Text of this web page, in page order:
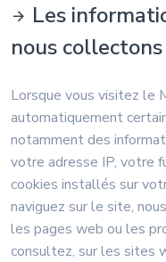
Les
nous collectons
Lorsque vous visitez le
automatiquement
notamment des
votre adresse IP, votre
cookies installés sur
naviguez sur le site,
les pages web ou les
consultez, sur les sites